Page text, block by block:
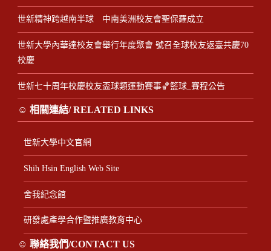
世新精神跨越南半球 中南美洲校友會聖保羅成立
世新大學內華達校友會舉行年度聚會 號召全球校友返臺共慶70
校慶
世新七十周年校慶校友盃球類運動賽事🏀籃球_賽程公告
☺ 相關連結/ RELATED LINKS
世新大學中文官網
Shih Hsin English Web Site
舍我紀念館
研發處產學合作暨推廣教育中心
☺ 聯絡我們/CONTACT US